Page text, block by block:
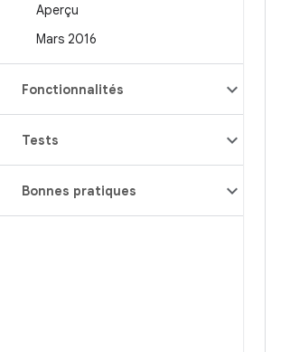
Aperçu
Mars 2016
Fonctionnalités
Tests
Bonnes pratiques